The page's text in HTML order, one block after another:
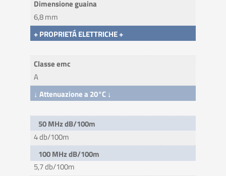
Dimensione guaina
6,8 mm
+ PROPRIETÁ ELETTRICHE +
Classe emc
A
↓ Attenuazione a 20°C ↓
50 MHz dB/100m
4 db/100m
100 MHz dB/100m
5,7 db/100m